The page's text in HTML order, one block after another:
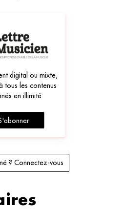
digital ou mixte,
tous les contenus
en illimité
? Connectez-vous